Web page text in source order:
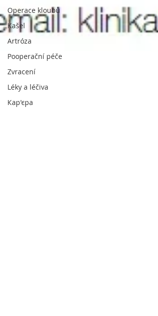
Operace kloubů
Kašel
Artróza
Pooperační péče
Zvracení
Léky a léčiva
Кар'єра